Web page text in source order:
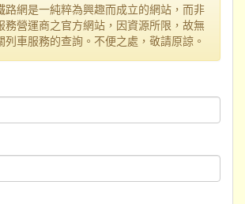
路網是一純粹為興趣而成立的網站，而非
務營運商之官方網站，因資源所限，故無
列車服務的查詢。不便之處，敬請原諒。